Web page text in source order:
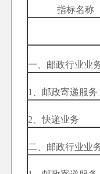
指标名称
一、邮政行业业
1、邮政寄递服务
2、快递业务
二、邮政行业业